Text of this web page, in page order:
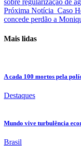
sobre regularização de
Próxima Notícia Caso
concede perdão a
Mais lidas
A cada 100 mortos pela
Destaques
Mundo vive turbulência
Brasil